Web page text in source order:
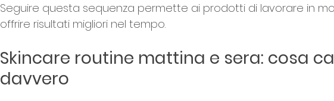
Seguire questa sequenza permette ai prodotti di lavorare in
offrire risultati migliori nel tempo.
Skincare routine mattina e sera: cosa
davvero